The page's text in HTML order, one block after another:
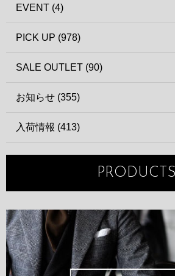
EVENT (4)
PICK UP (978)
SALE OUTLET (90)
お知らせ (355)
入荷情報 (413)
PRODUCTS